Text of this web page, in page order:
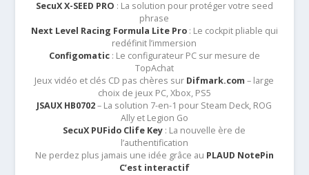
SecuX X-SEED PRO : La solution pour protéger votre seed
phrase
Next Level Racing Formula Lite Pro: Le cockpit pliable qui
redéfinit l’immersion
Configomatic: Le configurateur PC sur mesure de
TopAchat
Jeux vidéo et clés CD pas chères sur Difmark.com – large
choix de jeux PC, Xbox, PS5
JSAUX HB0702– La solution 7-en-1 pour Steam Deck, ROG
Ally et Legion Go
SecuX PUFido Clife Key : La nouvelle ère de
l’authentification
Ne perdez plus jamais une idée grâce au PLAUD NotePin
C’est interactif